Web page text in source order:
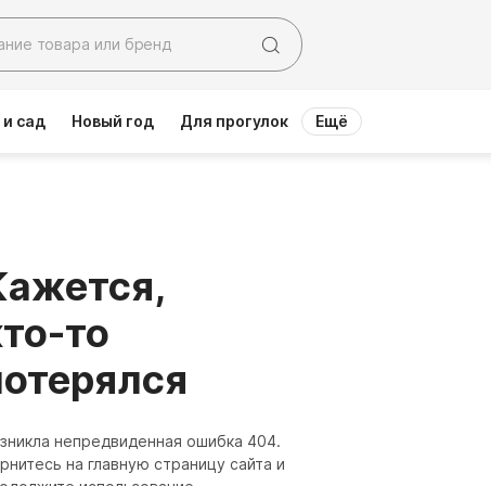
сад Новый год Для прогулок Ещё
то
непредвиденная ошибка 404.
на главную страницу сайта и